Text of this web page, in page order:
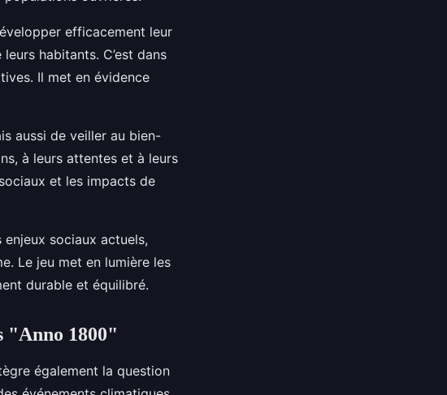
efficacement leur
habitants. C’est dans
Il met en évidence
aussi de veiller au bien-
à leurs attentes et à leurs
et les impacts de
enjeux sociaux actuels,
Le jeu met en lumière les
durable et équilibré.
"Anno 1800"
également la question